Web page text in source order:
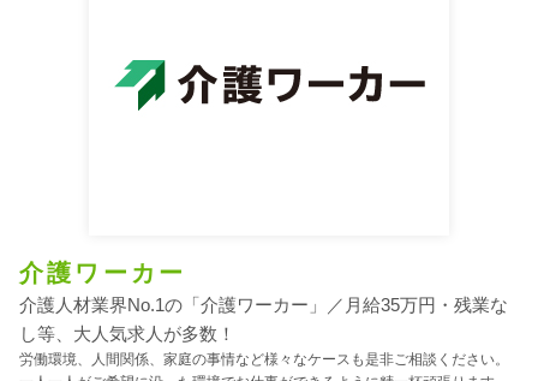
介護ワーカー
介護人材業界No.1の「介護ワーカー」／月給35万円・残業な
し等、大人気求人が多数！
労働環境、人間関係、家庭の事情など様々なケースも是非ご相談ください。